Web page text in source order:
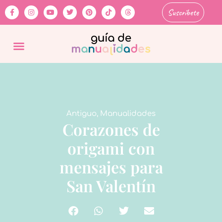
Suscríbete
Antiguo, Manualidades
Corazones de
origami con
mensajes para
San Valentín